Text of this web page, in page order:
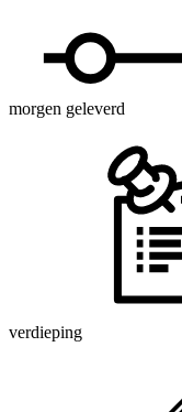
morgen geleverd
verdieping